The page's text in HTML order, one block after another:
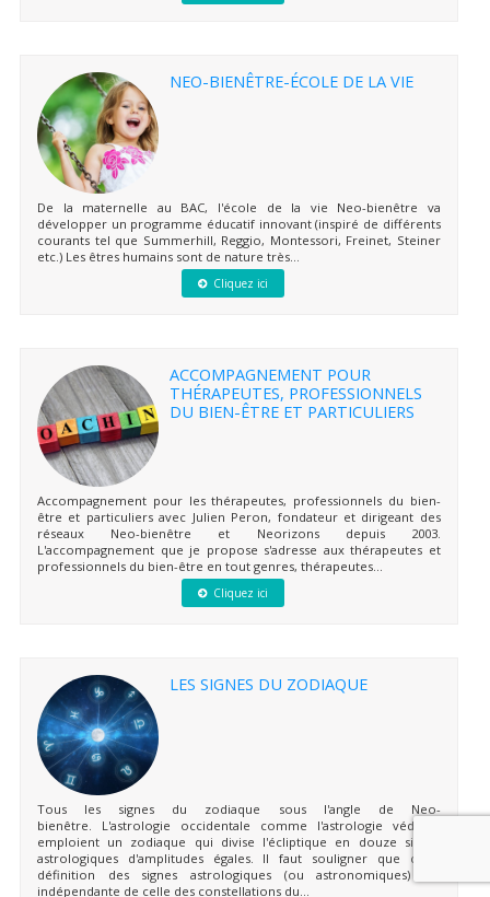
NEO-BIENÊTRE-ÉCOLE DE LA VIE
De la maternelle au BAC, l'école de la vie Neo-bienêtre va
développer un programme éducatif innovant (inspiré de différents
courants tel que Summerhill, Reggio, Montessori, Freinet, Steiner
etc.) Les êtres humains sont de nature très...
Cliquez ici
ACCOMPAGNEMENT POUR
THÉRAPEUTES, PROFESSIONNELS
DU BIEN-ÊTRE ET PARTICULIERS
Accompagnement pour les thérapeutes, professionnels du bien-
être et particuliers avec Julien Peron, fondateur et dirigeant des
réseaux Neo-bienêtre et Neorizons depuis 2003.
L'accompagnement que je propose s'adresse aux thérapeutes et
professionnels du bien-être en tout genres, thérapeutes...
Cliquez ici
LES SIGNES DU ZODIAQUE
Tous les signes du zodiaque sous l'angle de Neo-
bienêtre. L'astrologie occidentale comme l'astrologie védique
emploient un zodiaque qui divise l'écliptique en douze signes
astrologiques d'amplitudes égales. Il faut souligner que cette
définition des signes astrologiques (ou astronomiques) est
indépendante de celle des constellations du...